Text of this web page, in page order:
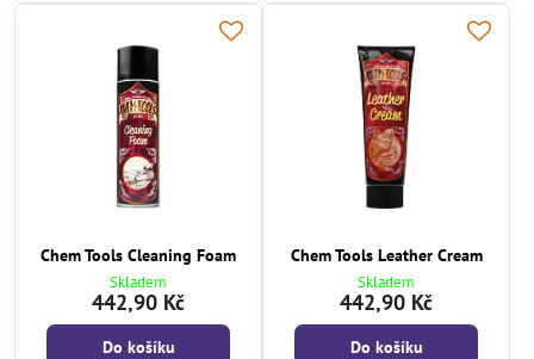
Chem Tools Cleaning Foam
Skladem
442,90 Kč
Do košíku
Chem Tools Leather Cream
Skladem
442,90 Kč
Do košíku